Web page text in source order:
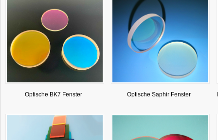
Optische BK7 Fenster Optische Saphir Fenster